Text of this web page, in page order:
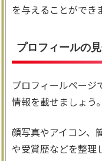
を与えることができ
プロフィールの
プロフィールページ
情報を載せましょう。
顔写真やアイコン、
や受賞歴などを整理